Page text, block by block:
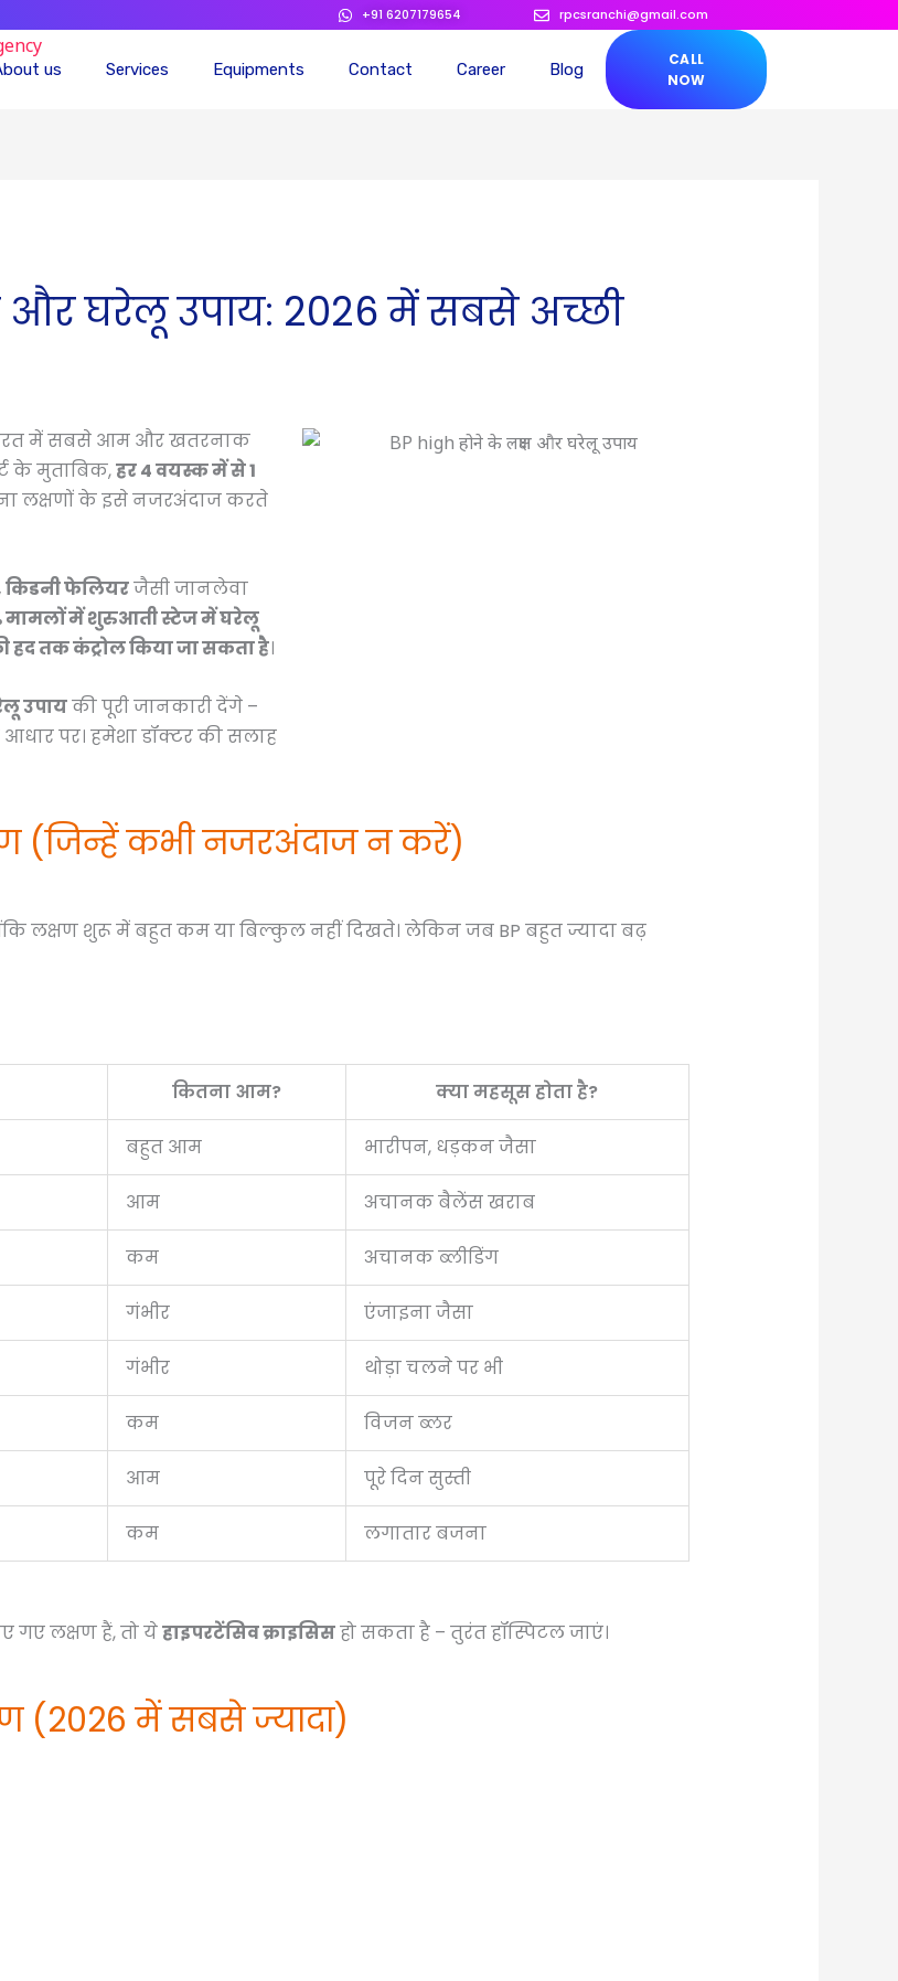
+91 6207179654 rpcsranchi@gmail.com
us Services Equipments Contact Career Blog
CALL
NOW
और घरेलू उपाय: 2026 में सबसे अच्छी
भारत में सबसे आम और खतरनाक
के मुताबिक,हर 4 वयस्क में से 1
लक्षणों के इसे नजरअंदाज करते
किडनी फेलियरजैसी जानलेवा
मामलों में शुरुआती स्टेज में घरेलू
तक कंट्रोल किया जा सकता है।
उपायकी पूरी जानकारी देंगे –
पर। हमेशा डॉक्टर की सलाह
(जिन्हें कभी नजरअंदाज न करें)
लक्षण शुरू में बहुत कम या बिल्कुल नहीं दिखते। लेकिन जब BP बहुत ज्यादा बढ़
कितना आम? क्या महसूस होता है?
बहुत आम भारीपन, धड़कन जैसा
आम अचानक बैलेंस खराब
कम अचानक ब्लीडिंग
गंभीर एंजाइना जैसा
गंभीर थोड़ा चलने पर भी
कम विजन ब्लर
आम पूरे दिन सुस्ती
कम लगातार बजना
गए लक्षण हैं, तो येहाइपरटेंसिव क्राइसिसहो सकता है – तुरंत हॉस्पिटल जाएं।
(2026 में सबसे ज्यादा)